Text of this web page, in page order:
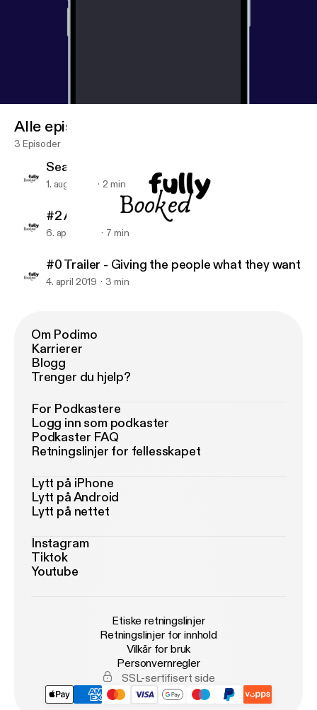
Fully Booked
Alle episoder
3 Episoder
Season 1 Trailer
1. aug. 2019 2 min
#2 April Recommendations
6. april 2019 7 min
#0 Trailer - Giving the people what they want
4. april 2019 3 min
Om Podimo
Karrierer
Blogg
Trenger du hjelp?
For Podkastere
Logg inn som podkaster
Podkaster FAQ
Retningslinjer for fellesskapet
Lytt på iPhone
Lytt på Android
Lytt på nettet
Instagram
Tiktok
Youtube
Etiske retningslinjer
Retningslinjer for innhold
Vilkår for bruk
Personvernregler
SSL-sertifisert side